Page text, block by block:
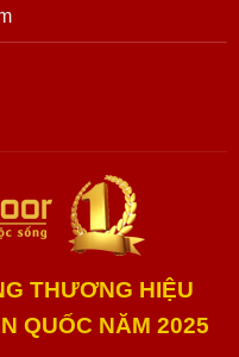
THƯƠNG HIỆU
QUỐC NĂM 2025